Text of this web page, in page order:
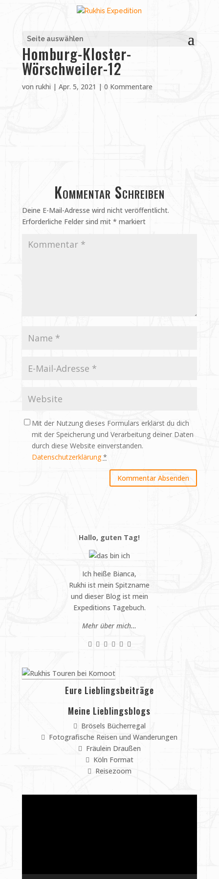
Seite auswählen
Homburg-Kloster-
Wörschweiler-12
von rukhi | Apr. 5, 2021 | 0 Kommentare
Kommentar Schreiben
Deine E-Mail-Adresse wird nicht veröffentlicht.
Erforderliche Felder sind mit * markiert
Mit der Nutzung dieses Formulars erklärst du dich
mit der Speicherung und Verarbeitung deiner Daten
durch diese Website einverstanden.
Datenschutzerklärung *
Hallo, guten Tag!
Ich heiße Bianca,
Rukhi ist mein Spitzname
und dieser Blog ist mein
Expeditions Tagebuch.
Mehr über mich…
Eure Lieblingsbeiträge
Meine Lieblingsblogs
Brösels Bücherregal
Fotografische Reisen und Wanderungen
Fräulein Draußen
Köln Format
Reisezoom